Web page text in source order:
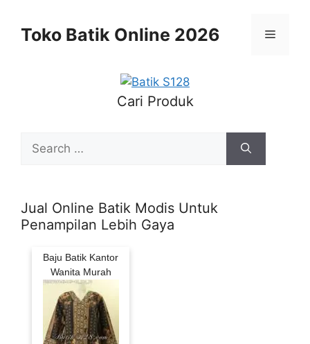
contentToko Batik Online 2026 Menu
Cari Produk
for:
Jual Online Batik Modis Untuk
Penampilan Lebih Gaya
Baju Batik Kantor
Wanita Murah